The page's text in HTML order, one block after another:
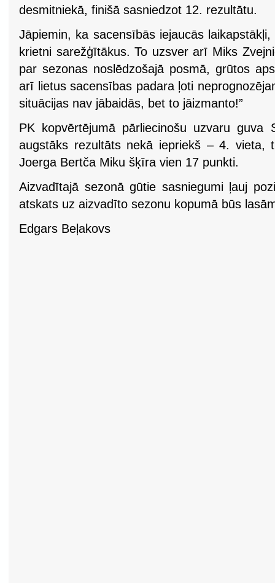
desmitniekā, finišā sasniedzot 12. rezultātu.
Jāpiemin, ka sacensībās iejaucās
krietni sarežģītākus. To uzsver arī Miks
par sezonas noslēdzošajā posmā, grūtos
arī lietus sacensības padara ļoti
situācijas nav jābaidās, bet to jāizmanto!”
PK kopvērtējumā pārliecinošu uzvaru
augstāks rezultāts nekā iepriekš – 4. vieta,
Joerga Bertča Miku šķīra vien 17 punkti.
Aizvadītajā sezonā gūtie sasniegumi ļauj
atskats uz aizvadīto sezonu kopumā būs
Edgars Beļakovs